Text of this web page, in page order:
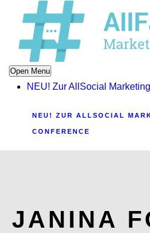
Open Menu
NEU! Zur AllSocial
NEU! ZUR ALLSOCIAL
CONFERENCE
JANINA